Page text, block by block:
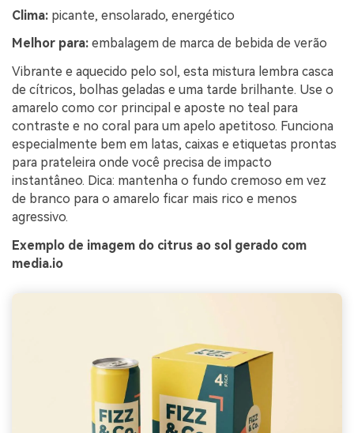
Clima: picante, ensolarado, energético
Melhor para: embalagem de marca de bebida de verão
Vibrante e aquecido pelo sol, esta mistura lembra casca
de cítricos, bolhas geladas e uma tarde brilhante. Use o
amarelo como cor principal e aposte no teal para
contraste e no coral para um apelo apetitoso. Funciona
especialmente bem em latas, caixas e etiquetas prontas
para prateleira onde você precisa de impacto
instantâneo. Dica: mantenha o fundo cremoso em vez
de branco para o amarelo ficar mais rico e menos
agressivo.
Exemplo de imagem do citrus ao sol gerado com
media.io